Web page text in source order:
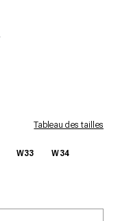
Tableau des tailles
W33 W34